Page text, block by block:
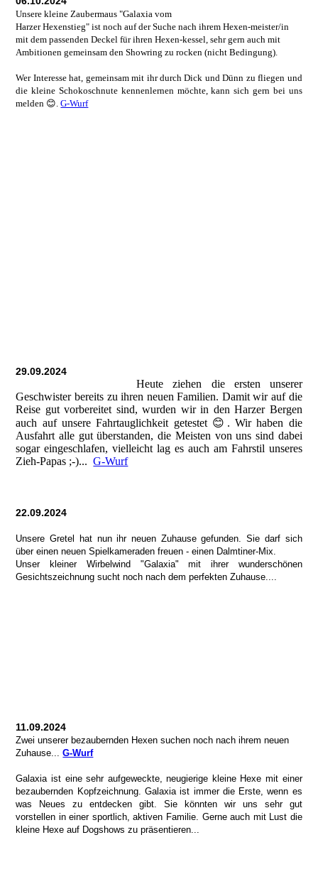
Unsere kleine Zaubermaus "Galaxia vom
Harzer Hexenstieg" ist noch auf der Suche nach ihrem Hexen-meister/in
mit dem passenden Deckel für ihren Hexen-kessel, sehr gern auch mit
Ambitionen gemeinsam den Showring zu rocken (nicht Bedingung).
Wer Interesse hat, gemeinsam mit ihr durch Dick und Dünn zu fliegen und
die kleine Schokoschnute kennenlernen möchte, kann sich gern bei uns
melden 😊.G-Wurf
29.09.2024
Heute ziehen die ersten unserer
Geschwister bereits zu ihren neuen Familien. Damit wir auf die
Reise gut vorbereitet sind, wurden wir in den Harzer Bergen
auch auf unsere Fahrtauglichkeit getestet 😊. Wir haben die
Ausfahrt alle gut überstanden, die Meisten von uns sind dabei
sogar eingeschlafen, vielleicht lag es auch am Fahrstil unseres
Zieh-Papas ;-)...G-Wurf
22.09.2024
Unsere Gretel hat nun ihr neuen Zuhause gefunden. Sie darf sich
über einen neuen Spielkameraden freuen - einen Dalmtiner-Mix.
Unser kleiner Wirbelwind "Galaxia" mit ihrer wunderschönen
Gesichtszeichnung sucht noch nach dem perfekten Zuhause....
11.09.2024
Zwei unserer bezaubernden Hexen suchen noch nach ihrem neuen
Zuhause...G-Wurf
Galaxia ist eine sehr aufgeweckte, neugierige kleine Hexe mit einer
bezaubernden Kopfzeichnung. Galaxia ist immer die Erste, wenn es
was Neues zu entdecken gibt. Sie könnten wir uns sehr gut
vorstellen in einer sportlich, aktiven Familie. Gerne auch mit Lust die
kleine Hexe auf Dogshows zu präsentieren...